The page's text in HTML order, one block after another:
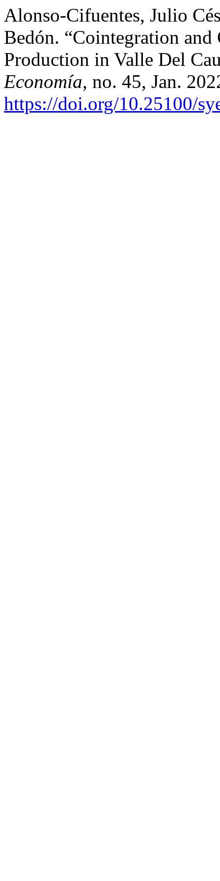
Alonso-Cifuentes, Julio
Bedón. “Cointegration
Production in Valle Del
Economía, no. 45, Jan.
https://doi.org/10.25100/